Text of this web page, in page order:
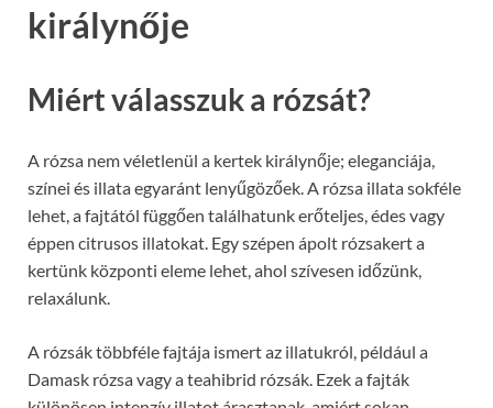
királynője
Miért válasszuk a rózsát?
A rózsa nem véletlenül a kertek királynője; eleganciája,
színei és illata egyaránt lenyűgözőek. A rózsa illata sokféle
lehet, a fajtától függően találhatunk erőteljes, édes vagy
éppen citrusos illatokat. Egy szépen ápolt rózsakert a
kertünk központi eleme lehet, ahol szívesen időzünk,
relaxálunk.
A rózsák többféle fajtája ismert az illatukról, például a
Damask rózsa vagy a teahibrid rózsák. Ezek a fajták